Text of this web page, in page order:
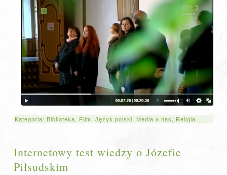
Kategoria: Biblioteka Film ,Język polski Media o nas Religia
Internetowy test wiedzy o Józefie
Piłsudskim